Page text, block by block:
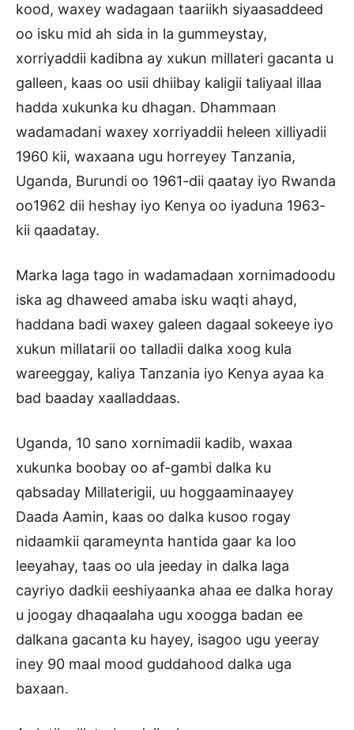
kood, waxey wadagaan taariikh siyaasaddeed
oo isku mid ah sida in la gummeystay,
xorriyaddii kadibna ay xukun millateri gacanta u
galleen, kaas oo usii dhiibay kaligii taliyaal illaa
hadda xukunka ku dhagan. Dhammaan
wadamadani waxey xorriyaddii heleen xilliyadii
1960 kii, waxaana ugu horreyey Tanzania,
Uganda, Burundi oo 1961-dii qaatay iyo Rwanda
oo1962 dii heshay iyo Kenya oo iyaduna 1963-
kii qaadatay.
Marka laga tago in wadamadaan xornimadoodu
iska ag dhaweed amaba isku waqti ahayd,
haddana badi waxey galeen dagaal sokeeye iyo
xukun millatarii oo talladii dalka xoog kula
wareeggay, kaliya Tanzania iyo Kenya ayaa ka
bad baaday xaalladdaas.
Uganda, 10 sano xornimadii kadib, waxaa
xukunka boobay oo af-gambi dalka ku
qabsaday Millaterigii, uu hoggaaminaayey
Daada Aamin, kaas oo dalka kusoo rogay
nidaamkii qarameynta hantida gaar ka loo
leeyahay, taas oo ula jeeday in dalka laga
cayriyo dadkii eeshiyaanka ahaa ee dalka horay
u joogay dhaqaalaha ugu xoogga badan ee
dalkana gacanta ku hayey, isagoo ugu yeeray
iney 90 maal mood guddahood dalka uga
baxaan.